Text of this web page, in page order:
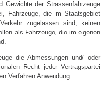
Gewichte der Strassenfahrzeuge
Fahrzeuge, die im Staatsgebiet
zugelassen sind, keinen
als Fahrzeuge, die im eigenen
die Abmessungen und/ oder
Recht jeder Vertragspartei
Verfahren Anwendung: